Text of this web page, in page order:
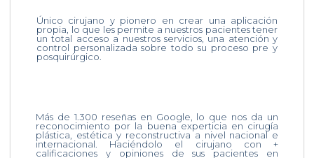
Único cirujano y pionero en crear una aplicación
propia, lo que les permite a nuestros pacientes tener
un total acceso a nuestros servicios, una atención y
control personalizada sobre todo su proceso pre y
posquirúrgico.
Más de 1.300 reseñas en Google, lo que nos da un
reconocimiento por la buena experticia en cirugía
plástica, estética y reconstructiva a nivel nacional e
internacional. Haciéndolo el cirujano con +
calificaciones y opiniones de sus pacientes en